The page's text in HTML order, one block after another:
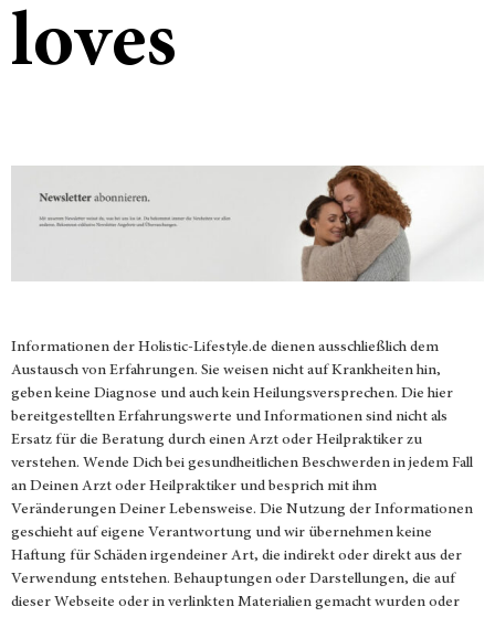
loves
Informationen der Holistic-Lifestyle.de dienen ausschließlich dem
Austausch von Erfahrungen. Sie weisen nicht auf Krankheiten hin,
geben keine Diagnose und auch kein Heilungsversprechen. Die hier
bereitgestellten Erfahrungswerte und Informationen sind nicht als
Ersatz für die Beratung durch einen Arzt oder Heilpraktiker zu
verstehen. Wende Dich bei gesundheitlichen Beschwerden in jedem Fall
an Deinen Arzt oder Heilpraktiker und besprich mit ihm
Veränderungen Deiner Lebensweise. Die Nutzung der Informationen
geschieht auf eigene Verantwortung und wir übernehmen keine
Haftung für Schäden irgendeiner Art, die indirekt oder direkt aus der
Verwendung entstehen. Behauptungen oder Darstellungen, die auf
dieser Webseite oder in verlinkten Materialien gemacht wurden oder